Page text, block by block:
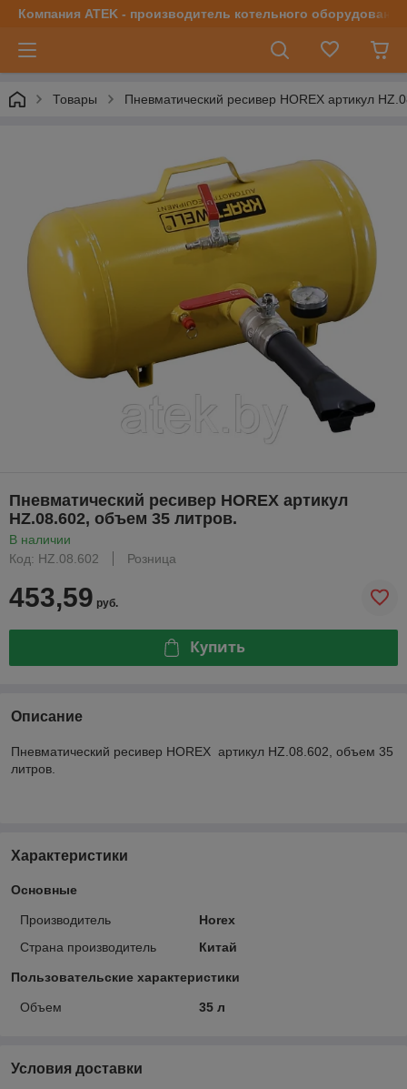
Компания ATEK - производитель котельного оборудования
Товары Пневматический ресивер HOREX артикул
Пневматический ресивер HOREX артикул
HZ.08.602, объем 35 литров.
В наличии
Код: HZ.08.602
Розница
453,59 руб.
Купить
Описание
Пневматический ресивер HOREX артикул HZ.08.602, объем 35
литров.
Характеристики
Основные
Производитель
Horex
Страна производитель
Китай
Пользовательские характеристики
Объем 35 л
Условия доставки